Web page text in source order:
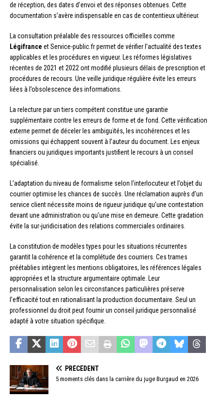
de réception, des dates d’envoi et des réponses obtenues. Cette
documentation s’avère indispensable en cas de contentieux ultérieur.
La consultation préalable des ressources officielles comme
Légifrance et Service-public.fr permet de vérifier l’actualité des textes
applicables et les procédures en vigueur. Les réformes législatives
récentes de 2021 et 2022 ont modifié plusieurs délais de prescription et
procédures de recours. Une veille juridique régulière évite les erreurs
liées à l’obsolescence des informations.
La relecture par un tiers compétent constitue une garantie
supplémentaire contre les erreurs de forme et de fond. Cette vérification
externe permet de déceler les ambiguïtés, les incohérences et les
omissions qui échappent souvent à l’auteur du document. Les enjeux
financiers ou juridiques importants justifient le recours à un conseil
spécialisé.
L’adaptation du niveau de formalisme selon l’interlocuteur et l’objet du
courrier optimise les chances de succès. Une réclamation auprès d’un
service client nécessite moins de rigueur juridique qu’une contestation
devant une administration ou qu’une mise en demeure. Cette gradation
évite la sur-juridicisation des relations commerciales ordinaires.
La constitution de modèles types pour les situations récurrentes
garantit la cohérence et la complétude des courriers. Ces trames
préétablies intègrent les mentions obligatoires, les références légales
appropriées et la structure argumentaire optimale. Leur
personnalisation selon les circonstances particulières préserve
l’efficacité tout en rationalisant la production documentaire. Seul un
professionnel du droit peut fournir un conseil juridique personnalisé
adapté à votre situation spécifique.
PRÉCÉDENT
5 moments clés dans la carrière du juge Burgaud en 2026